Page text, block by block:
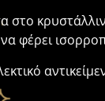
στο
φέρει